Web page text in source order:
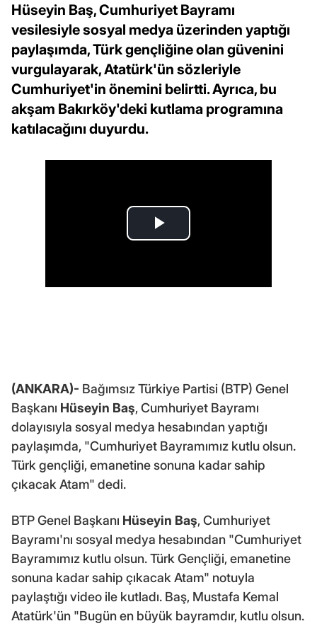
Hüseyin Baş, Cumhuriyet Bayramı
vesilesiyle sosyal medya üzerinden yaptığı
paylaşımda, Türk gençliğine olan güvenini
vurgulayarak, Atatürk'ün sözleriyle
Cumhuriyet'in önemini belirtti. Ayrıca, bu
akşam Bakırköy'deki kutlama programına
katılacağını duyurdu.
(ANKARA)- Bağımsız Türkiye Partisi (BTP) Genel
Başkanı Hüseyin Baş, Cumhuriyet Bayramı
dolayısıyla sosyal medya hesabından yaptığı
paylaşımda, "Cumhuriyet Bayramımız kutlu olsun.
Türk gençliği, emanetine sonuna kadar sahip
çıkacak Atam" dedi.
BTP Genel Başkanı Hüseyin Baş, Cumhuriyet
Bayramı'nı sosyal medya hesabından "Cumhuriyet
Bayramımız kutlu olsun. Türk Gençliği, emanetine
sonuna kadar sahip çıkacak Atam" notuyla
paylaştığı video ile kutladı. Baş, Mustafa Kemal
Atatürk'ün "Bugün en büyük bayramdır, kutlu olsun.